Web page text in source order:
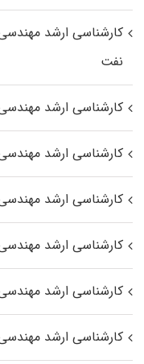
کارشناسی ارشد
نفت
کارشناسی ارشد
کارشناسی ارشد
کارشناسی ارشد
کارشناسی ارشد
کارشناسی ارشد
کارشناسی ارشد